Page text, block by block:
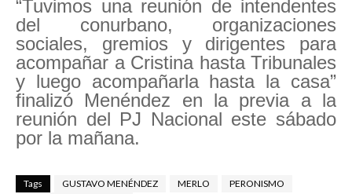
“Tuvimos una reunión de intendentes
del conurbano, organizaciones
sociales, gremios y dirigentes para
acompañar a Cristina hasta Tribunales
y luego acompañarla hasta la casa”
finalizó Menéndez en la previa a la
reunión del PJ Nacional este sábado
por la mañana.
Tags GUSTAVO MENÉNDEZ MERLO
PERONISMO